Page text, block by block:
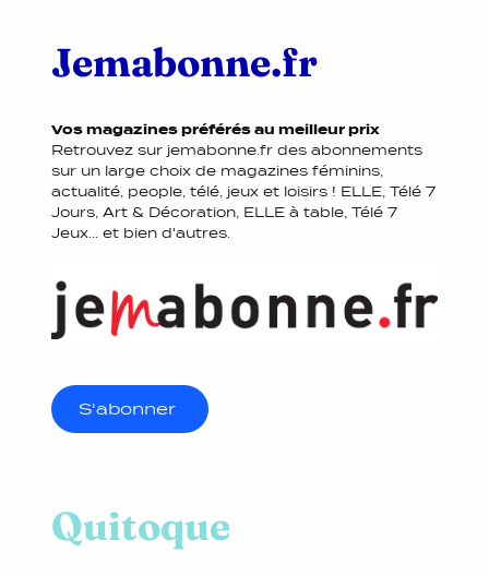
Jemabonne.fr
Vos magazines préférés au meilleur prix
Retrouvez sur jemabonne.fr des abonnements
sur un large choix de magazines féminins,
actualité, people, télé, jeux et loisirs ! ELLE, Télé 7
Jours, Art & Décoration, ELLE à table, Télé 7
Jeux... et bien d'autres.
S'abonner
Quitoque